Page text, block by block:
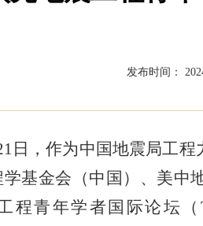
发布时间：
日，作为中国地震局工
基金会（中国）、美中
青年学者国际论坛（